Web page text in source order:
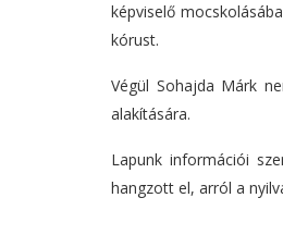
képviselő
kórust.
Végül Sohajda Márk
alakítására.
Lapunk információi
hangzott el, arról a